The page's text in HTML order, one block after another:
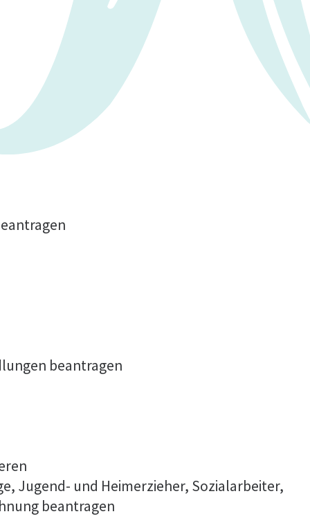
beantragen
Jugend- und Heimerzieher, Sozialarbeiter,
beantragen